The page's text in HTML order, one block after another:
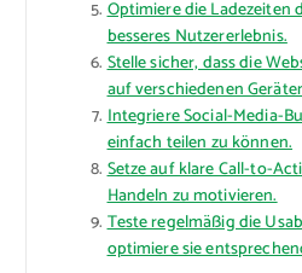
Optimiere die Ladezeiten
besseres Nutzererlebnis.
Stelle sicher, dass die
auf verschiedenen
Integriere Social-Media-
einfach teilen zu können.
Setze auf klare Call-to-
Handeln zu motivieren.
Teste regelmäßig die
optimiere sie